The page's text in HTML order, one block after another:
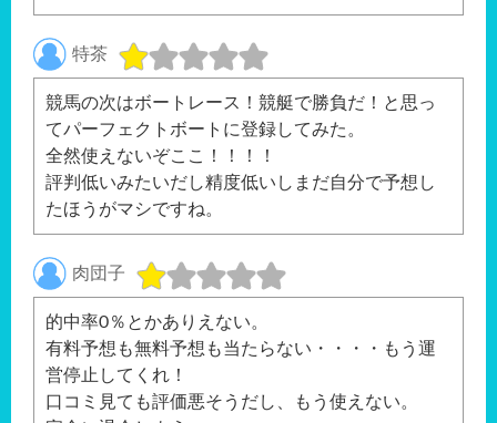
特茶
競馬の次はボートレース！競艇で勝負だ！と思っ
てパーフェクトボートに登録してみた。
全然使えないぞここ！！！！
評判低いみたいだし精度低いしまだ自分で予想し
たほうがマシですね。
肉団子
的中率0％とかありえない。
有料予想も無料予想も当たらない・・・・もう運
営停止してくれ！
口コミ見ても評価悪そうだし、もう使えない。